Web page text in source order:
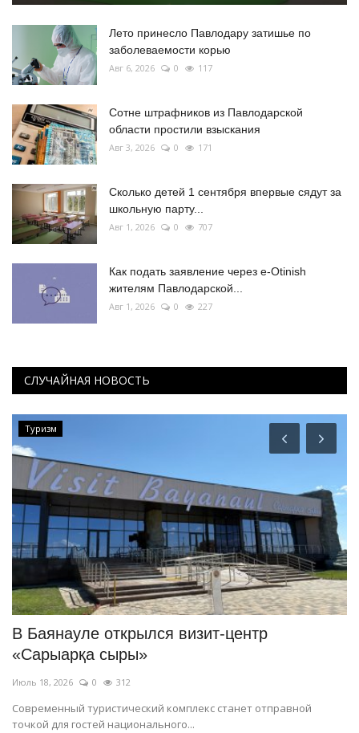
Лето принесло Павлодару затишье по
заболеваемости корью
Авг 6, 2026 0 117
Сотне штрафников из Павлодарской
области простили взыскания
Авг 3, 2026 0 171
Сколько детей 1 сентября впервые сядут за
школьную парту...
Авг 1, 2026 0 707
Как подать заявление через e-Otinish
жителям Павлодарской...
Авг 1, 2026 0 227
СЛУЧАЙНАЯ НОВОСТЬ
Туризм
В Баянауле открылся визит-центр
«Сарыарқа сыры»
Июль 18, 2026 0 312
Современный туристический комплекс станет отправной
точкой для гостей национального...